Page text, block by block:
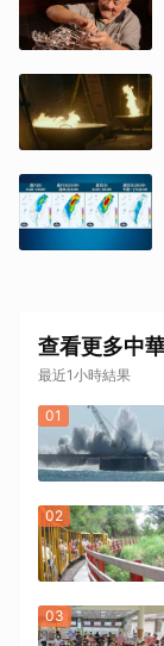
查看更多中
最近1小時結果
01
02
03